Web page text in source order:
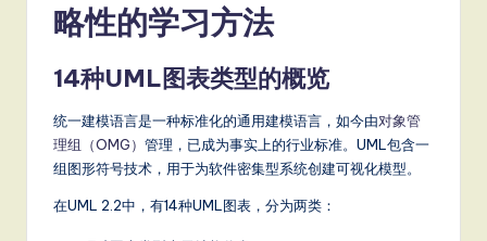
略性的学习方法
14种UML图表类型的概览
统一建模语言是一种标准化的通用建模语言，如今由对象管
理组（OMG） 管理，已成为事实上的行业标准。UML包含一
组图形符号技术，用于为软件密集型系统创建可视化模型。
在UML 2.2中，有14种UML图表，分为两类：